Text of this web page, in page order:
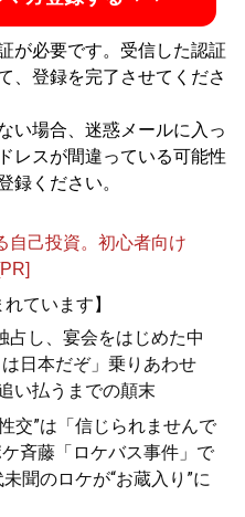
が必要です。受信した認証
、登録を完了させてくださ
い場合、迷惑メールに入っ
レスが間違っている可能性
録ください。
自己投資。初心者向け
ています】
し、宴会をはじめた中
日本だぞ」乗りあわせ
い払うまでの顛末
交”は「信じられませんで
斉藤「ロケバス事件」で
聞のロケが“お蔵入り”に